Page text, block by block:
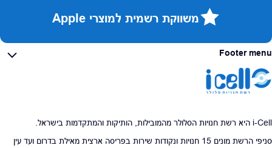
משווקת רשמית למוצרי Apple
Footer menu
i-Cell היא רשת חנויות הסלולר מהמובילות, הותיקות והמתקדמות בישראל.
סניפי הרשת מונים 15 חנויות ונקודות שירות בפריסה ארצית מאילת בדרום ועד עין